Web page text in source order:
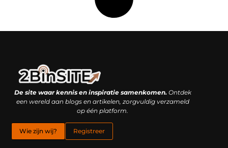
De site waar kennis en inspiratie samenkomen.Ontdek
een wereld aan blogs en artikelen, zorgvuldig verzameld
op één platform.
Wie zijn wij? Registreer